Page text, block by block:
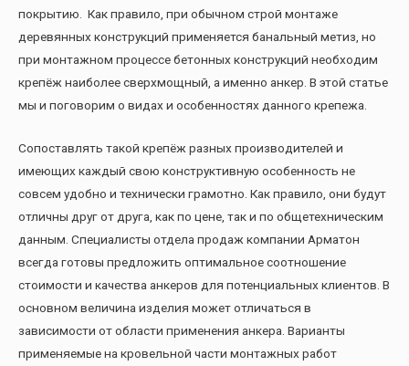
покрытию. Как правило, при обычном строй монтаже
деревянных конструкций применяется банальный метиз, но
при монтажном процессе бетонных конструкций необходим
крепёж наиболее сверхмощный, а именно анкер. В этой статье
мы и поговорим о видах и особенностях данного крепежа.
Сопоставлять такой крепёж разных производителей и
имеющих каждый свою конструктивную особенность не
совсем удобно и технически грамотно. Как правило, они будут
отличны друг от друга, как по цене, так и по общетехническим
данным. Специалисты отдела продаж компании Арматон
всегда готовы предложить оптимальное соотношение
стоимости и качества анкеров для потенциальных клиентов. В
основном величина изделия может отличаться в
зависимости от области применения анкера. Варианты
применяемые на кровельной части монтажных работ